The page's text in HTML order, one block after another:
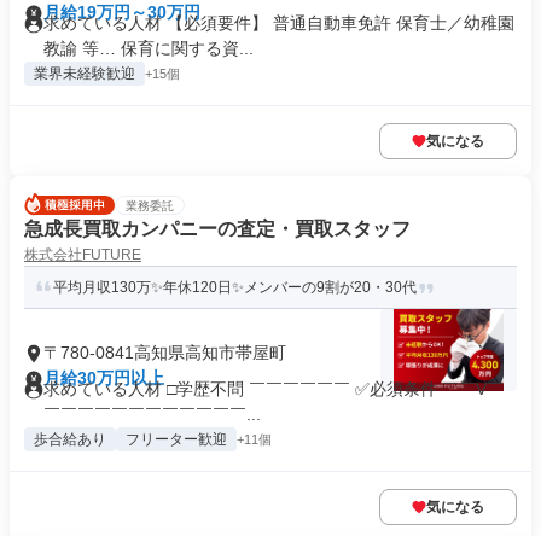
月給19万円～30万円
求めている人材 【必須要件】 普通自動車免許 保育士／幼稚園
教諭 等… 保育に関する資...
業界未経験歓迎 +15個
気になる
業務委託
急成長買取カンパニーの査定・買取スタッフ
株式会社FUTURE
平均月収130万✨年休120日✨メンバーの9割が20・30代
〒780-0841高知県高知市帯屋町
月給30万円以上
求めている人材 □学歴不問 ￣￣￣￣￣￣ ✅必須条件 ￣￣V￣
￣￣￣￣￣￣￣￣￣￣￣￣...
歩合給あり フリーター歓迎 +11個
気になる